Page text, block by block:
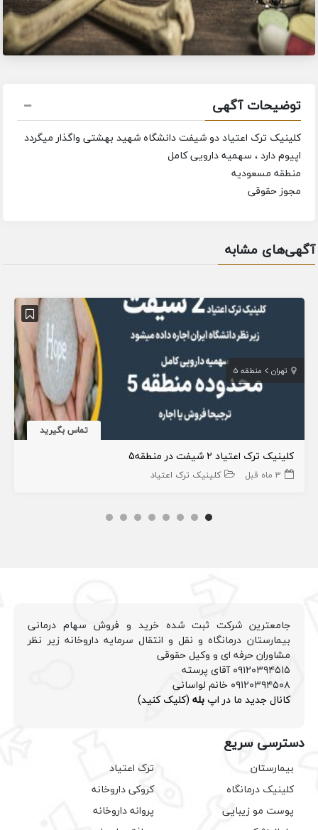
توضیحات آگهی
کلینیک ترک اعتیاد دو شیفت دانشگاه شهید بهشتی واگذار میگردد
اپیوم دارد ، سهمیه دارویی کامل
منطقه مسعودیه
مجوز حقوقی
آگهی‌های مشابه
تهران منطقه 5
تماس بگیرید
کلینیک ترک اعتیاد ۲ شیفت در منطقه5
3 ماه قبل کلینیک ترک اعتیاد
جامعترین شرکت ثبت شده خرید و فروش سهام درمانی
بیمارستان درمانگاه و نقل و انتقال سرمایه داروخانه زیر نظر
مشاوران حرفه ای و وکیل حقوقی
۰۹۱۲۰۳۹۴۵۱۵ آقای پرسته
۰۹۱۲۰۳۹۴۵۰۸ خانم لواسانی
کانال جدید ما در اپبله (کلیک کنید)
دسترسی سریع
بیمارستان
کلینیک درمانگاه
پوست مو زیبایی
ترک اعتیاد
کروکی داروخانه
پروانه داروخانه